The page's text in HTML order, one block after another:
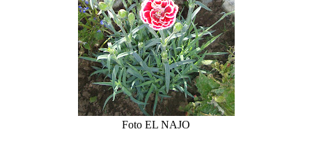
Foto EL NAJO